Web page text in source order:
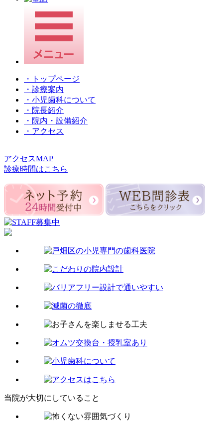
・トップページ
・診療案内
・小児歯科について
・院長紹介
・院内・設備紹介
・アクセス
アクセスMAP
診療時間はこちら
当院が大切にしていること